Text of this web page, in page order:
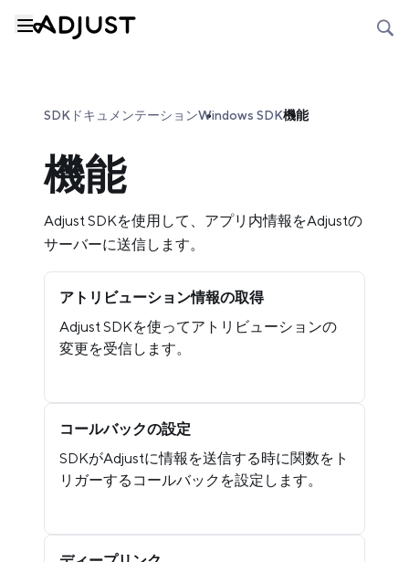
SDKドキュメンテーションWindows SDK機能
機能
Adjust SDKを使用して、アプリ内情報をAdjustの
サーバーに送信します。
アトリビューション情報の取得
Adjust SDKを使ってアトリビューションの
変更を受信します。
コールバックの設定
SDKがAdjustに情報を送信する時に関数をト
リガーするコールバックを設定します。